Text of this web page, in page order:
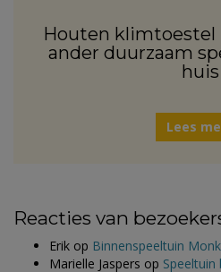
Houten klimtoestel
ander duurzaam
huis
Lees
Reacties van
Erik op Binnenspeeltuin
Marielle Jaspers op Speeltuin